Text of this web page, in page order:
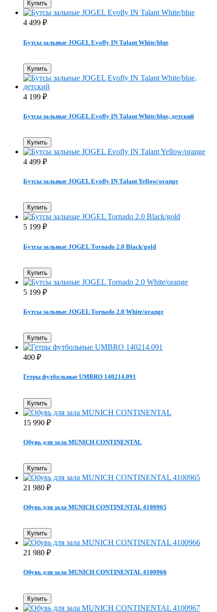
Купить
4 499 ₽
Бутсы зальные JOGEL Evofly IN Talant White/blue
Купить
4 199 ₽
Бутсы зальные JOGEL Evofly IN Talant White/blue, детский
Купить
4 499 ₽
Бутсы зальные JOGEL Evofly IN Talant Yellow/orange
Купить
5 199 ₽
Бутсы зальные JOGEL Tornado 2.0 Black/gold
Купить
5 199 ₽
Бутсы зальные JOGEL Tornado 2.0 White/orange
Купить
400 ₽
Гетры футбольные UMBRO 140214.091
Купить
15 990 ₽
Обувь для зала MUNICH CONTINENTAL
Купить
21 980 ₽
Обувь для зала MUNICH CONTINENTAL 4100965
Купить
21 980 ₽
Обувь для зала MUNICH CONTINENTAL 4100966
Купить